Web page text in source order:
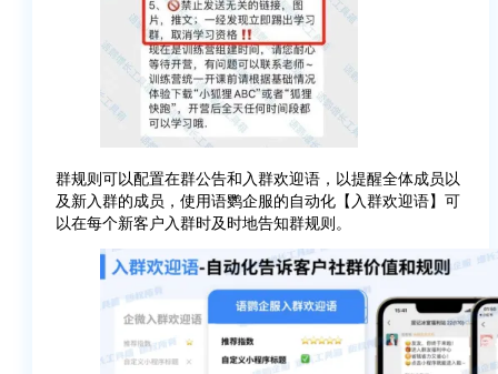
群规则可以配置在群公告和入群欢迎语，以提醒全体成员以
及新入群的成员，使用语鹦企服的自动化【入群欢迎语】可
以在每个新客户入群时及时地告知群规则。